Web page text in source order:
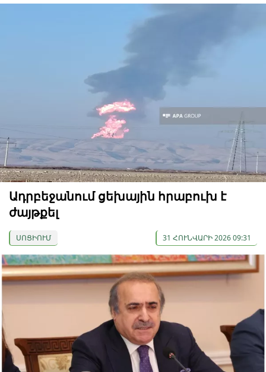
Ադրբեջանում ցեխային հրաբուխ է
ժայթքել
ՍՈՑԻՈՒՄ 31 ՀՈՒՆՎԱՐԻ 2026 09:31